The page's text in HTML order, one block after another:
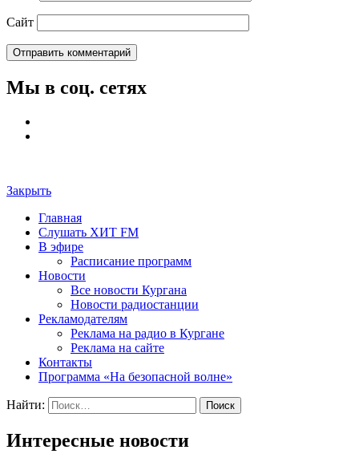
Сайт
Мы в соц. сетях
Закрыть
Главная
Слушать ХИТ FM
В эфире
Расписание программ
Новости
Все новости Кургана
Новости радиостанции
Рекламодателям
Реклама на радио в Кургане
Реклама на сайте
Контакты
Программа «На безопасной волне»
Найти:
Интересные новости